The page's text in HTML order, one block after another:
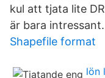
kul att tjata lite
är bara intressant.
Shapefile format
lön